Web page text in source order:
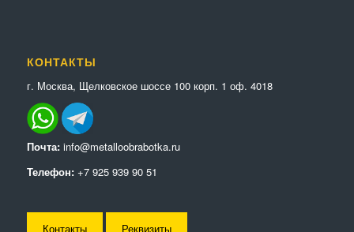
КОНТАКТЫ
г. Москва, Щелковское шоссе 100 корп. 1 оф. 4018
Почта: info@metalloobrabotka.ru
Телефон: +7 925 939 90 51
Контакты Реквизиты